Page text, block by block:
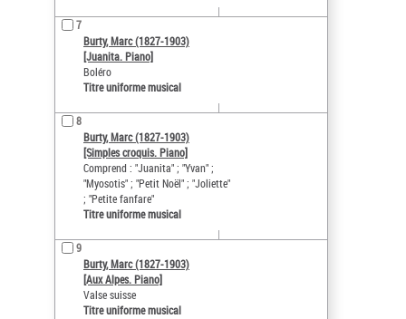
7
Burty, Marc (1827-1903)
[Juanita. Piano]
Boléro
Titre uniforme musical
8
Burty, Marc (1827-1903)
[Simples croquis. Piano]
Comprend : "Juanita" ; "Yvan" ;
"Myosotis" ; "Petit Noël" ; "Joliette"
; "Petite fanfare"
Titre uniforme musical
9
Burty, Marc (1827-1903)
[Aux Alpes. Piano]
Valse suisse
Titre uniforme musical